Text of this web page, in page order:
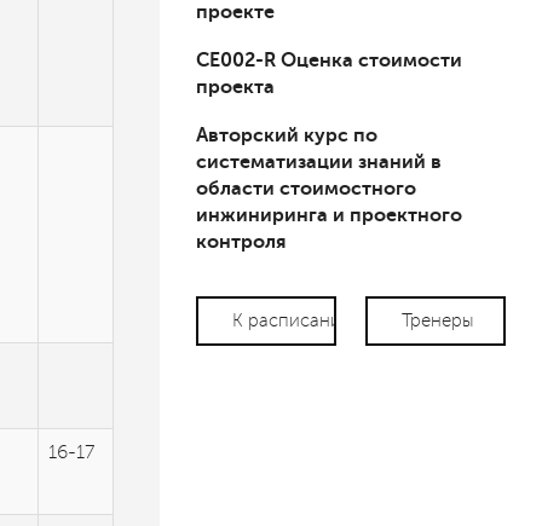
16-17
проекте
СЕ002-R Оценка стоимости
проекта
Авторский курс по
систематизации знаний в
области стоимостного
инжиниринга и проектного
контроля
К расписанию Тренеры